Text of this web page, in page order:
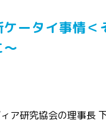
ータイ事情
ア研究協会の理事長